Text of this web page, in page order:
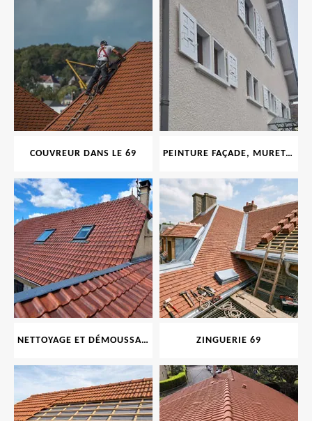
COUVREUR DANS LE 69 PEINTURE FAÇADE, MURET, TOITURE, BOISERIE, FERRONERIE, GOUTTIÈRE 69
NETTOYAGE ET DÉMOUSSAGE DE TOITURE ET FAÇADE 69 ZINGUERIE 69